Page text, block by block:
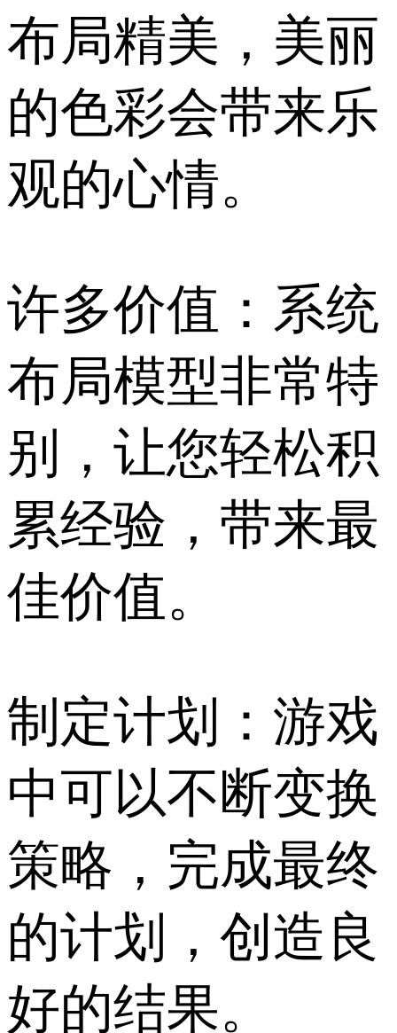
布局精美，美丽
的色彩会带来乐
观的心情。
许多价值：系统
布局模型非常特
别，让您轻松积
累经验，带来最
佳价值。
制定计划：游戏
中可以不断变换
策略，完成最终
的计划，创造良
好的结果。